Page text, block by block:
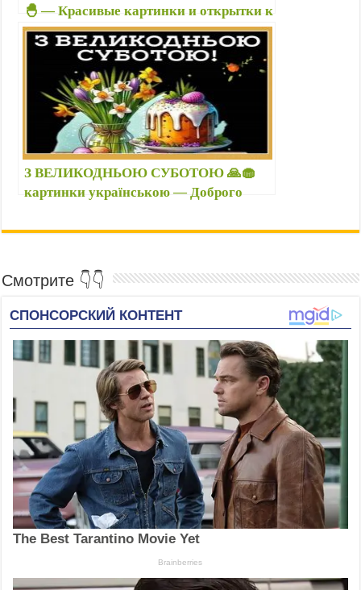
🐣 — Красивые картинки и открытки к
Пасхе Христовой — Со светлой
Пасхой! картинки с пожеланиями
друзьям
З ВЕЛИКОДНЬОЮ СУБОТОЮ 🙏🧁
картинки українською — Доброго
Привітання перед Пасхою 2026
Смотрите 👇👇